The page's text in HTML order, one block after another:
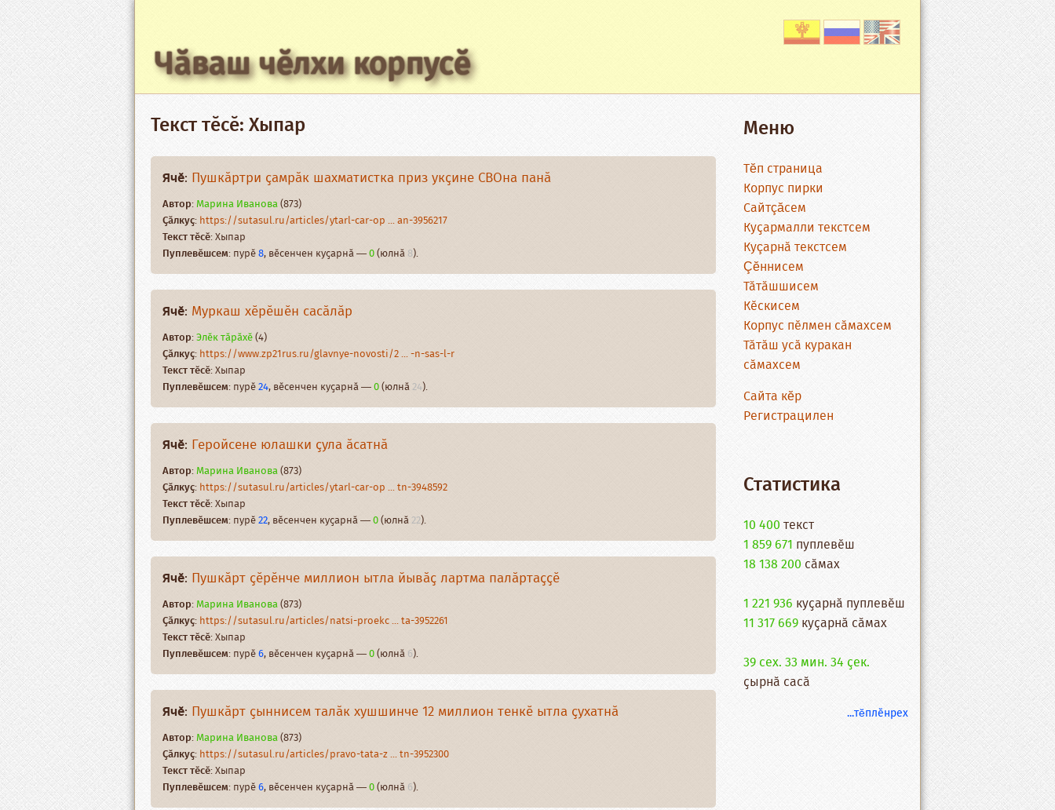
Чӑваш чӗлхи корпусӗ
Текст тӗсӗ: Хыпар
Ячӗ: Пушкӑртри ҫамрӑк шахматистка приз укҫине СВОна панӑ
Автор:Марина Иванова(873)
Ҫӑлкуҫ:https://sutasul.ru/articles/ytarl-car-op ... an-3956217
Текст тӗсӗ: Хыпар
Пуплевӗшсем: пурӗ8, вӗсенчен куҫарнӑ —0(юлнӑ8).
Ячӗ: Муркаш хӗрӗшӗн сасӑлӑр
Автор:Элӗк тӑрӑхӗ(4)
Ҫӑлкуҫ:https://www.zp21rus.ru/glavnye-novosti/2 ... -n-sas-l-r
Текст тӗсӗ: Хыпар
Пуплевӗшсем: пурӗ24, вӗсенчен куҫарнӑ —0(юлнӑ24).
Ячӗ: Геройсене юлашки ҫула ӑсатнӑ
Автор:Марина Иванова(873)
Ҫӑлкуҫ:https://sutasul.ru/articles/ytarl-car-op ... tn-3948592
Текст тӗсӗ: Хыпар
Пуплевӗшсем: пурӗ22, вӗсенчен куҫарнӑ —0(юлнӑ22).
Ячӗ: Пушкӑрт ҫӗрӗнче миллион ытла йывӑҫ лартма палӑртаҫҫӗ
Автор:Марина Иванова(873)
Ҫӑлкуҫ:https://sutasul.ru/articles/natsi-proekc ... ta-3952261
Текст тӗсӗ: Хыпар
Пуплевӗшсем: пурӗ6, вӗсенчен куҫарнӑ —0(юлнӑ6).
Ячӗ: Пушкӑрт ҫыннисем талӑк хушшинче 12 миллион тенкӗ ытла ҫухатнӑ
Автор:Марина Иванова(873)
Ҫӑлкуҫ:https://sutasul.ru/articles/pravo-tata-z ... tn-3952300
Текст тӗсӗ: Хыпар
Пуплевӗшсем: пурӗ6, вӗсенчен куҫарнӑ —0(юлнӑ6).
Меню
Тĕп страница
Корпус пирки
Сайтçăсем
Куҫармалли текстсем
Куçарнӑ текстсем
Çĕннисем
Тӑтӑшшисем
Кӗскисем
Корпус пӗлмен сӑмахсем
Тӑтӑш усӑ куракан
сӑмахсем
Сайта кĕр
Регистрацилен
Статистика
10 400 текст
1 859 671 пуплевӗш
18 138 200 cӑмах
1 221 936 куҫарнӑ пуплевӗш
11 317 669 куҫарнӑ сӑмах
39 сех. 33 мин. 34 ҫек.
ҫырнӑ сасӑ
...тĕплӗнрех